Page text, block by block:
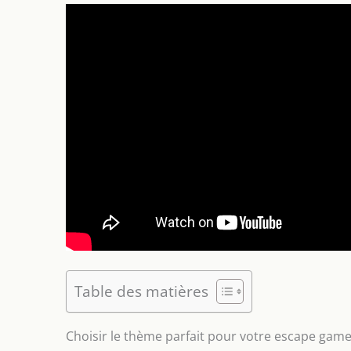
Table des matières
Choisir le thème parfait pour votre escape